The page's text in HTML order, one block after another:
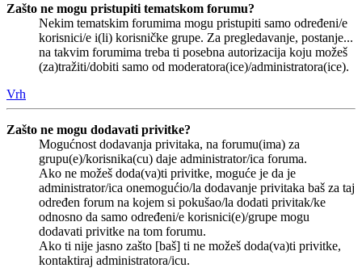
Zašto ne mogu pristupiti tematskom forumu?
Nekim tematskim forumima mogu pristupiti samo određeni/e
korisnici/e i(li) korisničke grupe. Za pregledavanje, postanje...
na takvim forumima treba ti posebna autorizacija koju možeš
(za)tražiti/dobiti samo od moderatora(ice)/administratora(ice).
Vrh
Zašto ne mogu dodavati privitke?
Mogućnost dodavanja privitaka, na forumu(ima) za
grupu(e)/korisnika(cu) daje administrator/ica foruma.
Ako ne možeš doda(va)ti privitke, moguće je da je
administrator/ica onemogućio/la dodavanje privitaka baš za taj
određen forum na kojem si pokušao/la dodati privitak/ke
odnosno da samo određeni/e korisnici(e)/grupe mogu
dodavati privitke na tom forumu.
Ako ti nije jasno zašto [baš] ti ne možeš doda(va)ti privitke,
kontaktiraj administratora/icu.